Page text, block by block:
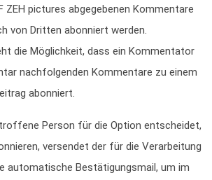
ZEH pictures abgegebenen Kommentare
von Dritten abonniert werden.
die Möglichkeit, dass ein Kommentator
nachfolgenden Kommentare zu einem
abonniert.
Person für die Option entscheidet,
versendet der für die Verarbeitung
automatische Bestätigungsmail, um im